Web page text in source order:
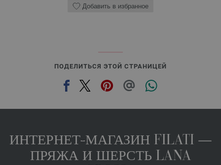
Добавить в избранное
ПОДЕЛИТЬСЯ ЭТОЙ СТРАНИЦЕЙ
ИНТЕРНЕТ-МАГАЗИН FILATI —
ПРЯЖА И ШЕРСТЬ LANA